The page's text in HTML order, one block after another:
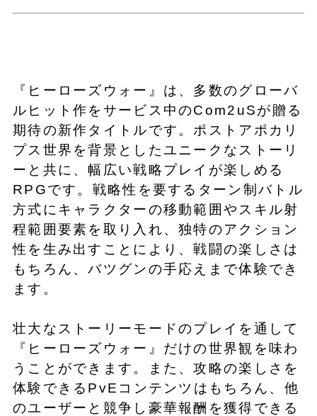
『ヒーローズウォー』は、多数のグローバ
ルヒット作をサービス中のCom2uSが贈る
期待の新作タイトルです。ポストアポカリ
プス世界を背景としたユニークなストーリ
ーと共に、幅広い戦略プレイが楽しめる
RPGです。戦略性を要するターン制バトル
方式にキャラクターの移動範囲やスキル射
程範囲要素を取り入れ、独特のアクション
性を生み出すことにより、戦闘の楽しさは
もちろん、バツグンの手応えまで体験でき
ます。
壮大なストーリーモードのプレイを通して
『ヒーローズウォー』だけの世界観を味わ
うことができます。また、攻略の楽しさを
体験できるPvEコンテンツはもちろん、他
のユーザーと競争し豪華報酬を獲得できる